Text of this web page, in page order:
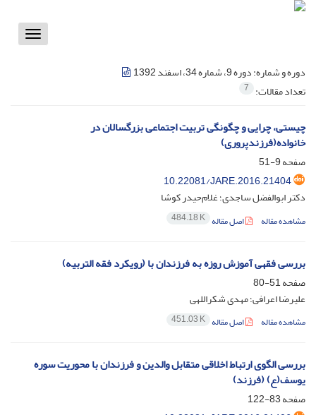
Toggle
دوره و شماره:دوره 9، شماره 34، اسفند 1392
تعداد مقالات: 7
چیستی، چرایی و چگونگی تربیت اجتماعی بزرگسالان در
خانواده(فرزندپروری)
صفحه9-51
10.22081/JARE.2016.21404
دکتر ابوالفضل ساجدی؛ غلام‌حیدر کوشا
مشاهده مقاله اصل مقاله 484.18 K
بررسی فقهی آموزش روزه به فرزندان با (رویکرد فقه التربیه)
صفحه51-80
علیرضا اعرافی؛ مهدی شکراللهی
مشاهده مقاله اصل مقاله 451.03 K
بررسی الگوی ارتباط اخلاقی متقابل والدین و فرزندان با محوریت سوره
یوسف(ع) (فرزند)
صفحه83-122